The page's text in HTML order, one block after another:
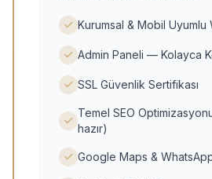
Kurumsal & Mobil Uyumlu
Admin Paneli — Kolayca
SSL Güvenlik Sertifikası
Temel SEO
hazır)
Google Maps &